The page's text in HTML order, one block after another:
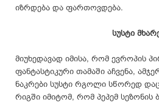
იზრდება და ფართოვდება.
სუსტი
მიუხედავად იმისა, რომ ევროპის
ფანტასტიკური თამაში აჩვენა,
ნაკრები სუსტი რგოლი სწორედ
რიგში იმიტომ, რომ პეპემ